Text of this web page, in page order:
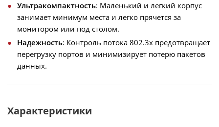
Ультракомпактность: Маленький и легкий корпус
занимает минимум места и легко прячется за
монитором или под столом.
Надежность: Контроль потока 802.3x предотвращает
перегрузку портов и минимизирует потерю пакетов
данных.
Характеристики